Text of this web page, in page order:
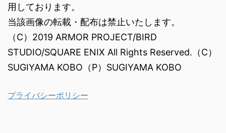
用しております。
当該画像の転載・配布は禁止いたします。
（C）2019 ARMOR PROJECT/BIRD
STUDIO/SQUARE ENIX All Rights Reserved.（C）
SUGIYAMA KOBO（P）SUGIYAMA KOBO
プライバシーポリシー